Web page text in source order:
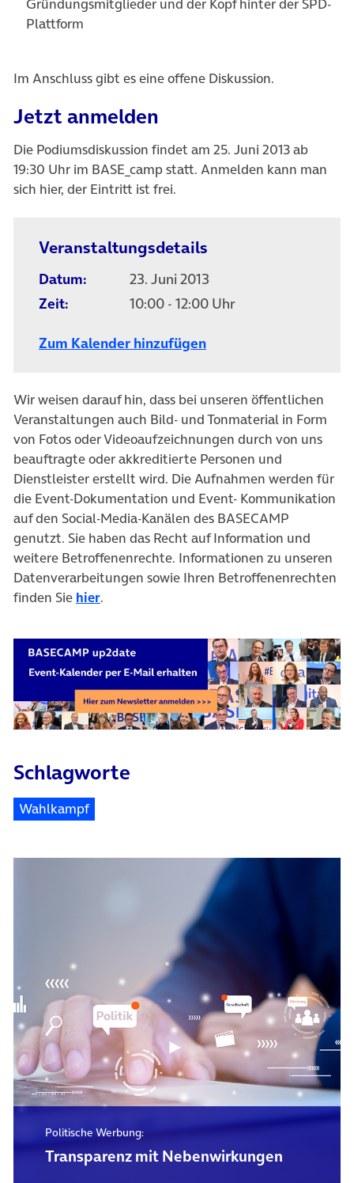
Gründungsmitglieder und der Kopf hinter der SPD-
Plattform
Im Anschluss gibt es eine offene Diskussion.
Jetzt anmelden
Die Podiumsdiskussion findet am 25. Juni 2013 ab
19:30 Uhr im BASE_camp statt. Anmelden kann man
sich hier, der Eintritt ist frei.
Veranstaltungsdetails
Datum:
23. Juni 2013
Zeit:
10:00 - 12:00 Uhr
Zum Kalender hinzufügen
Wir weisen darauf hin, dass bei unseren öffentlichen
Veranstaltungen auch Bild- und Tonmaterial in Form
von Fotos oder Videoaufzeichnungen durch von uns
beauftragte oder akkreditierte Personen und
Dienstleister erstellt wird. Die Aufnahmen werden für
die Event-Dokumentation und Event- Kommunikation
auf den Social-Media-Kanälen des BASECAMP
genutzt. Sie haben das Recht auf Information und
weitere Betroffenenrechte. Informationen zu unseren
Datenverarbeitungen sowie Ihren Betroffenenrechten
finden Sie hier.
Schlagworte
Wahlkampf
Politische Werbung:
Transparenz mit Nebenwirkungen